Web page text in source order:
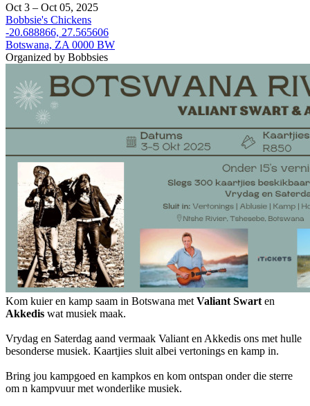
Oct 3 – Oct 05, 2025
Bobbsie's Chickens
-20.688866, 27.565606
Botswana, ZA 0000 BW
Organized by Bobbsies
Kom kuier en kamp saam in Botswana met Valiant Swart en
Akkedis wat musiek maak.
Vrydag en Saterdag aand vermaak Valiant en Akkedis ons met hulle
besonderse musiek. Kaartjies sluit albei vertonings en kamp in.
Bring jou kampgoed en kampkos en kom ontspan onder die sterre
om n kampvuur met wonderlike musiek.